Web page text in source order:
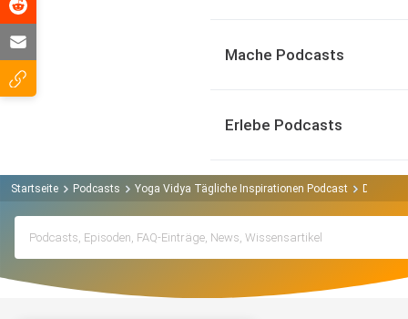
Mache Podcasts
Erlebe Podcasts
Startseite Podcasts Yoga Vidya Tägliche Inspirationen Podcast Das